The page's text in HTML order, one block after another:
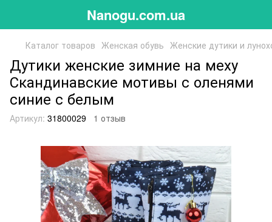
Nanogu.com.ua
Каталог товаров Женская обувь Женские дутики и
Дутики женские зимние на меху
Скандинавские мотивы с оленями
синие с белым
Артикул: 31800029 1 отзыв